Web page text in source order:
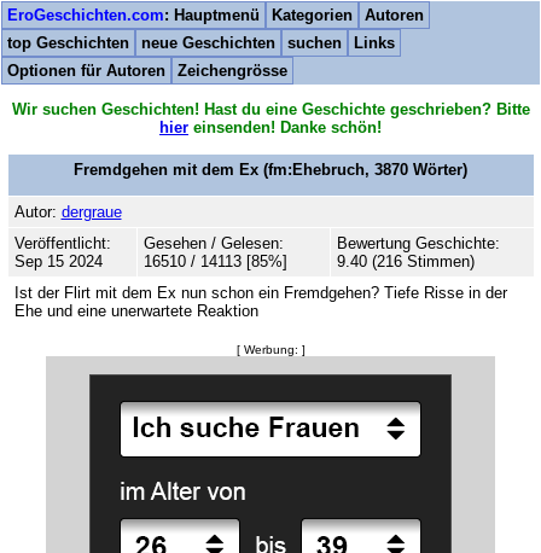
EroGeschichten.com: Hauptmenü Kategorien
Autoren
top Geschichten
neue Geschichten suchen
Links
Optionen für Autoren
Zeichengrösse
Wir suchen Geschichten! Hast du eine Geschichte geschrieben? Bitte
hier einsenden! Danke schön!
Fremdgehen mit dem Ex (fm:Ehebruch, 3870 Wörter)
Autor: dergraue
Veröffentlicht:
Sep 15 2024
Gesehen / Gelesen:
16510 / 14113 [85%]
Bewertung Geschichte:
9.40 (216 Stimmen)
Ist der Flirt mit dem Ex nun schon ein Fremdgehen? Tiefe Risse in der
Ehe und eine unerwartete Reaktion
[ Werbung: ]